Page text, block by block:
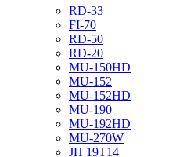
RD-33
FI-70
RD-50
RD-20
MU-150HD
MU-152
MU-152HD
MU-190
MU-192HD
MU-270W
JH 19T14